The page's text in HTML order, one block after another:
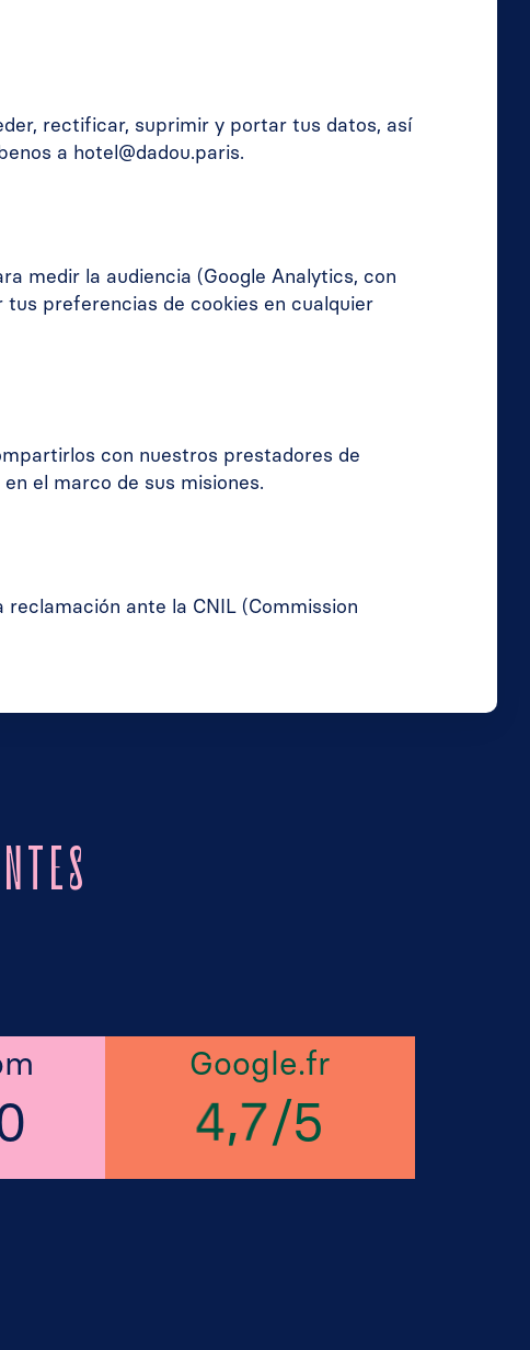
rectificar, suprimir y portar tus datos, así
a hotel@dadou.paris.
medir la audiencia (Google Analytics, con
preferencias de cookies en cualquier
con nuestros prestadores de
el marco de sus misiones.
ante la CNIL (Commission
Google.fr
4,7/5